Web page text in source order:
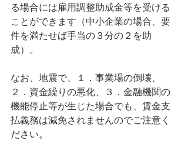
る場合には雇用調整助成金等を受ける
ことができます（中小企業の場合、要
件を満たせば手当の３分の２を助
成）。
なお、地震で、１．事業場の倒壊、
２．資金繰りの悪化、３．金融機関の
機能停止等が生じた場合でも、賃金支
払義務は減免されませんのでご注意く
ださい。